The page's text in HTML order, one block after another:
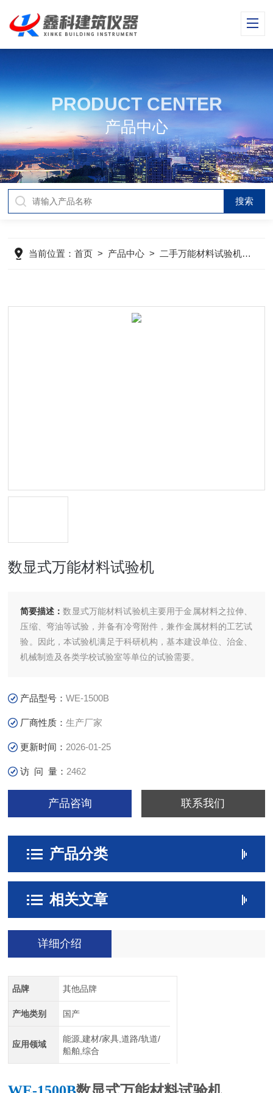
PRODUCT CENTER
产品中心
当前位置：首页 > 产品中心 > 二手万能材料试验机>
数显式万能材料试验机
简要描述：数显式万能材料试验机主要用于金属材料之拉伸、
压缩、弯油等试验，并备有冷弯附件，兼作金属材料的工艺试
验。因此，本试验机满足于科研机构，基本建设单位、治金、
机械制造及各类学校试验室等单位的试验需要。
产品型号：WE-1500B
厂商性质：生产厂家
更新时间： 2026-01-25
访 问 量： 2462
产品咨询 联系我们
产品分类
相关文章
详细介绍
品牌 其他品牌
产地类别 国产
应用领域
能源,建材/家具,道路/轨道/
船舶,综合